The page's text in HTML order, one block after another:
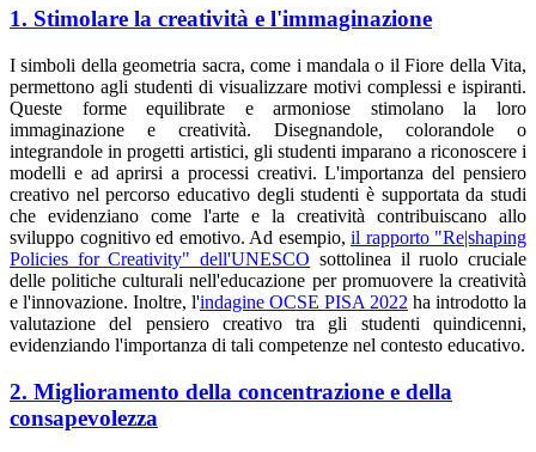
1. Stimolare la creatività e l'immaginazione
I simboli della geometria sacra, come i mandala o il Fiore della Vita,
permettono agli studenti di visualizzare motivi complessi e ispiranti.
Queste forme equilibrate e armoniose stimolano la loro
immaginazione e creatività. Disegnandole, colorandole o
integrandole in progetti artistici, gli studenti imparano a riconoscere i
modelli e ad aprirsi a processi creativi. L'importanza del pensiero
creativo nel percorso educativo degli studenti è supportata da studi
che evidenziano come l'arte e la creatività contribuiscano allo
sviluppo cognitivo ed emotivo. Ad esempio, il rapporto "Re|shaping
Policies for Creativity" dell'UNESCO sottolinea il ruolo cruciale
delle politiche culturali nell'educazione per promuovere la creatività
e l'innovazione. Inoltre, l'indagine OCSE PISA 2022 ha introdotto la
valutazione del pensiero creativo tra gli studenti quindicenni,
evidenziando l'importanza di tali competenze nel contesto educativo.
2. Miglioramento della concentrazione e della
consapevolezza